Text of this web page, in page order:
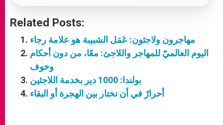
Related Posts:
مهاجرون ولاجئون: عَمَل الشبيبة هو علامة رجاء
اليوم العالميّ للمهاجر واللاجئ: معًا، من دون أحكام
وخوف
بولندا: 1000 دير بخدمة اللاجئين
أحرارٌ في أن نختار بين الهجرة أو البقاء